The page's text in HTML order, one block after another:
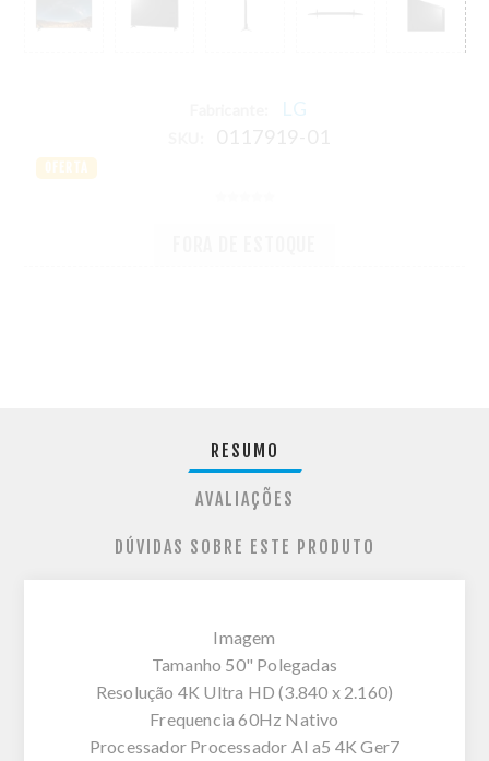
LG
OFERTA
RESUMO
AVALIAÇÕES
DÚVIDAS SOBRE ESTE PRODUTO
Imagem
Tamanho 50" Polegadas
Resolução 4K Ultra HD (3.840 x 2.160)
Frequencia 60Hz Nativo
Processador Processador AI a5 4K Ger7